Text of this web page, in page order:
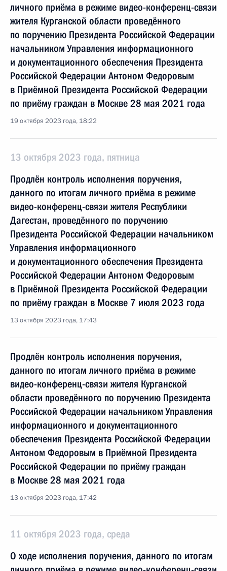
личного приёма в режиме видео-конференц-связи
жителя Курганской области проведённого
по поручению Президента Российской Федерации
начальником Управления информационного
и документационного обеспечения Президента
Российской Федерации Антоном Федоровым
в Приёмной Президента Российской Федерации
по приёму граждан в Москве 28 мая 2021 года
19 октября 2023 года, 18:22
13 октября 2023 года, пятница
Продлён контроль исполнения поручения,
данного по итогам личного приёма в режиме
видео-конференц-связи жителя Республики
Дагестан, проведённого по поручению
Президента Российской Федерации начальником
Управления информационного
и документационного обеспечения Президента
Российской Федерации Антоном Федоровым
в Приёмной Президента Российской Федерации
по приёму граждан в Москве 7 июля 2023 года
13 октября 2023 года, 17:43
Продлён контроль исполнения поручения,
данного по итогам личного приёма в режиме
видео-конференц-связи жителя Курганской
области проведённого по поручению Президента
Российской Федерации начальником Управления
информационного и документационного
обеспечения Президента Российской Федерации
Антоном Федоровым в Приёмной Президента
Российской Федерации по приёму граждан
в Москве 28 мая 2021 года
13 октября 2023 года, 17:42
11 октября 2023 года, среда
О ходе исполнения поручения, данного по итогам